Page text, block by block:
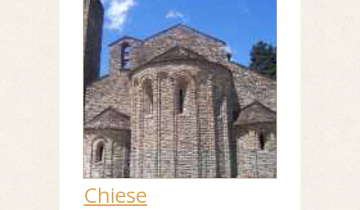
Chiese